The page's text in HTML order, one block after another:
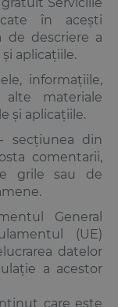
în acești
de descriere a
aplicațiile.
informațiile,
materiale
și aplicațiile.
- secțiunea din
comentarii,
grile sau de
General
(UE)
datelor
a acestor
care este